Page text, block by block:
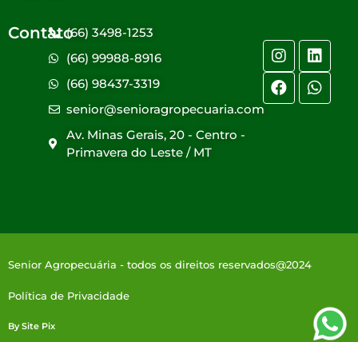
Contato(66) 3498-1253
(66) 99988-8916
(66) 98437-3319
senior@senioragropecuaria.com
Av. Minas Gerais, 20 - Centro -
Primavera do Leste / MT
Senior Agropecuária - todos os direitos reservados@2024
Política de Privacidade
By Site Pix